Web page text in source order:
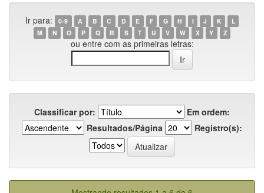
Ir para: 0-9 A B C D E F G H I J K
L
M
N O P Q R S T U V W X Y Z
ou entre com as primeiras letras:
Classificar por:
Em ordem:
Resultados/Página
Registro(s):